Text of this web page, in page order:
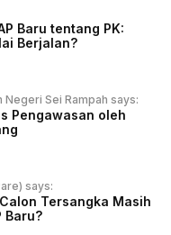
Baru tentang PK:
Berjalan?
Sei Rampah says:
Pengawasan oleh
says:
Tersangka Masih
Baru?